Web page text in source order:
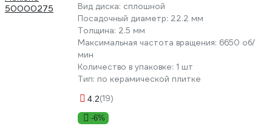
Вид диска: сплошной
Посадочный диаметр: 22.2 мм
Толщина: 2.5 мм
Максимальная частота вращения: 6650 об/
мин
Количество в упаковке: 1 шт
Тип: по керамической плитке
4.2(19)
-6%